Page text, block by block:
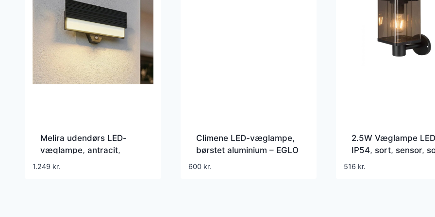
Melira udendørs LED-
væglampe, antracit,
sensor, IP65 – Lucande –
1.249 kr.
Climene LED-væglampe,
børstet aluminium – EGLO
Stars of Light – Stue –
600 kr.
2.5W Væglampe
IP54, sort, sensor,
516 kr.